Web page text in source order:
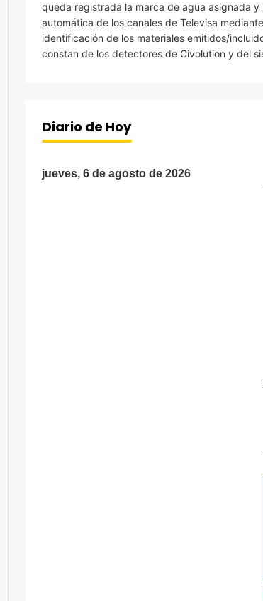
queda registrada la marca de agua asignada
automática de los canales de Televisa
identificación de los materiales emitidos/
constan de los detectores de Civolution y del
Diario de Hoy
jueves, 6 de agosto de 2026